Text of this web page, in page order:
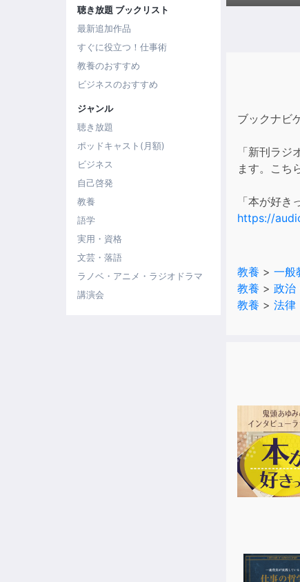
聴き放題 ブックリスト
最新追加作品
すぐに役立つ！仕事術
教養のおすすめ
ビジネスのおすすめ
ジャンル
聴き放題
ポッドキャスト(月額)
ビジネス
自己啓発
教養
語学
実用・資格
文芸・落語
ラノベ・アニメ・ラジオドラマ
講演会
ブックナビ
「新刊ラ
ます。こち
「本が好き
https://
教養 > 一般
教養 > 政治
教養 > 法律